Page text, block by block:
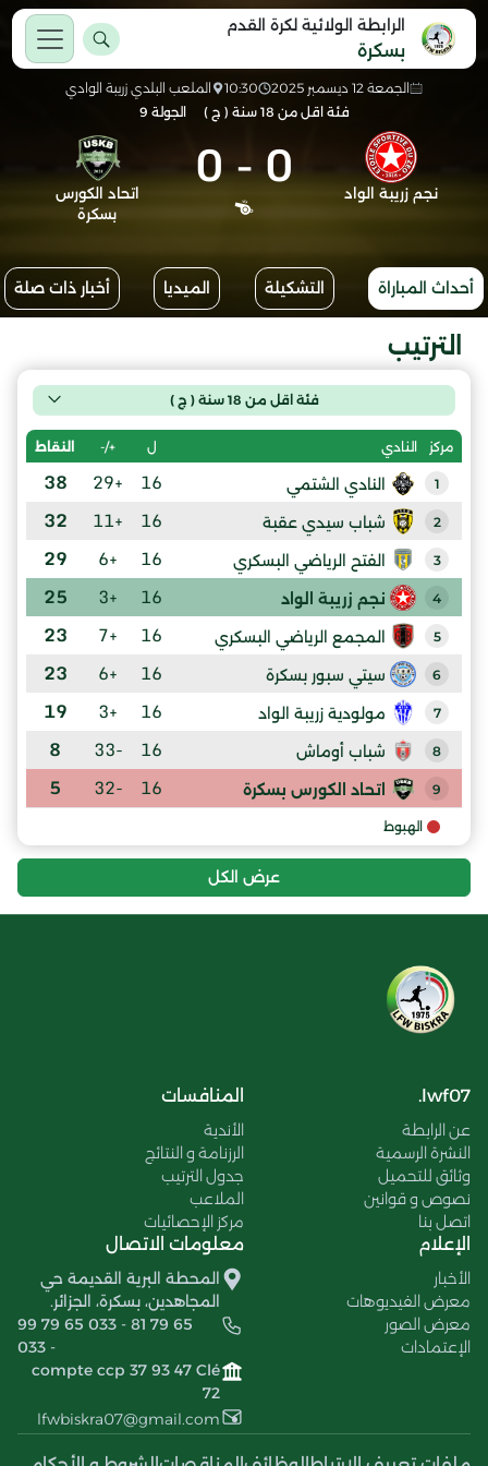
الرابطة الولائية لكرة القدم
بسكرة
الجمعة 12 ديسمبر 2025 10:30
الملعب البلدي زريبة الوادي
فئة اقل من 18 سنة ( ج )
الجولة 9
نجم زريبة الواد 0
-
0
اتحاد الكورس
بسكرة
أحداث المباراة التشكيلة الميديا أخبار ذات صلة
الترتيب
فئة اقل من 18 سنة ( ج )
مركز النادي ل +/- النقاط
1 النادي الشتمي 16
+29
38
2 شباب سيدي عقبة 16
+11
32
3 الفتح الرياضي البسكري 16
+6
29
4 نجم زريبة الواد 16
+3
25
5 المجمع الرياضي البسكري 16
+7
23
6 سيتي سبور بسكرة 16
+6
23
7 مولودية زريبة الواد 16
+3
19
8 شباب أوماش 16
-33
8
9 اتحاد الكورس بسكرة 16
-32
5
الهبوط
عرض الكل
lwf07.
عن الرابطة
النشرة الرسمية
وثائق للتحميل
نصوص و قوانين
اتصل بنا
المنافسات
الأندية
الرزنامة و النتائج
جدول الترتيب
الملاعب
مركز الإحصائيات
الإعلام
الأخبار
معرض الفيديوهات
معرض الصور
الإعتمادات
معلومات الاتصال
المحطة البرية القديمة حي
المجاهدين، بسكرة، الجزائر.
99 79 65 033 - 81 79 65
033 -
compte ccp 37 93 47 Clé
72
lfwbiskra07@gmail.com